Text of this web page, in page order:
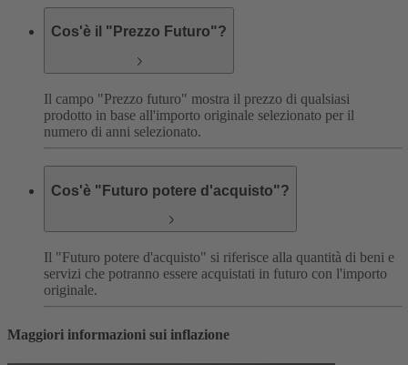
Cos'è il "Prezzo Futuro"?
Il campo "Prezzo futuro" mostra il prezzo di qualsiasi
prodotto in base all'importo originale selezionato per il
numero di anni selezionato.
Cos'è "Futuro potere d'acquisto"?
Il "Futuro potere d'acquisto" si riferisce alla quantità di beni e
servizi che potranno essere acquistati in futuro con l'importo
originale.
Maggiori informazioni sui inflazione